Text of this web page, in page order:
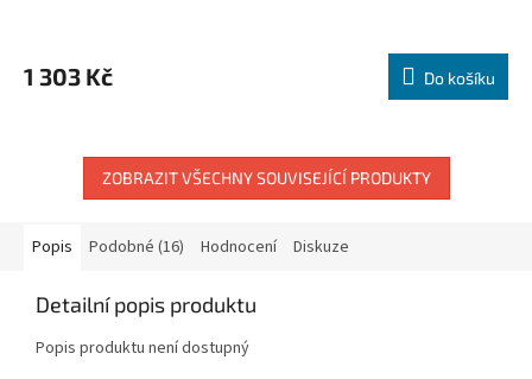
1 303 Kč Do košíku
ZOBRAZIT VŠECHNY SOUVISEJÍCÍ PRODUKTY
Popis Podobné (16) Hodnocení Diskuze
Detailní popis produktu
Popis produktu není dostupný